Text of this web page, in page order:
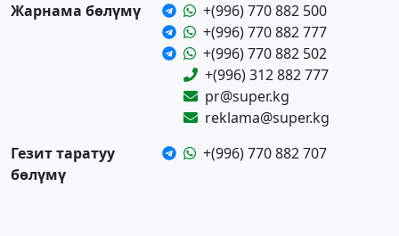
Жарнама бөлүмү
+(996) 770 882 500
+(996) 770 882 777
+(996) 770 882 502
+(996) 312 882 777
pr@super.kg
reklama@super.kg
Гезит таратуу
бөлүмү
+(996) 770 882 707